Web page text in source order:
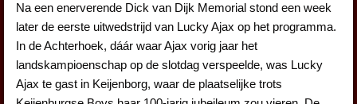
Na een enerverende Dick van Dijk Memorial stond een week
later de eerste uitwedstrijd van Lucky Ajax op het programma.
In de Achterhoek, dáár waar Ajax vorig jaar het
landskampioenschap op de slotdag verspeelde, was Lucky
Ajax te gast in Keijenborg, waar de plaatselijke trots